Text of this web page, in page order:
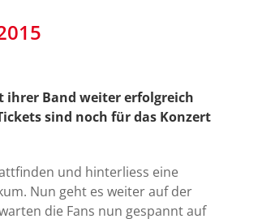
ihrer Band weiter erfolgreich
sind noch für das Konzert
und hinterliess eine
Nun geht es weiter auf der
die Fans nun gespannt auf